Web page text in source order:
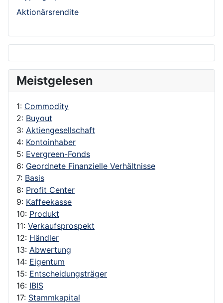
Aktionärsrendite
Meistgelesen
1: Commodity
2: Buyout
3: Aktiengesellschaft
4: Kontoinhaber
5: Evergreen-Fonds
6: Geordnete Finanzielle Verhältnisse
7: Basis
8: Profit Center
9: Kaffeekasse
10: Produkt
11: Verkaufsprospekt
12: Händler
13: Abwertung
14: Eigentum
15: Entscheidungsträger
16: IBIS
17: Stammkapital